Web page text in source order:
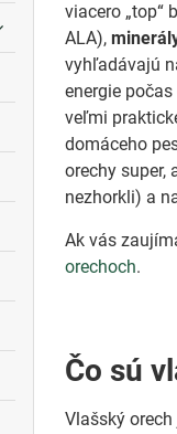
viacero „top“
ALA),
vyhľadávajú
energie
veľmi
domáceho
orechy super,
nezhorkli) a
Ak vás
orechoch.
Čo sú
Vlašský